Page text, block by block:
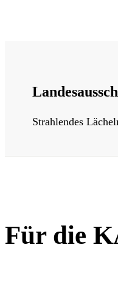
Strahlendes
Für die